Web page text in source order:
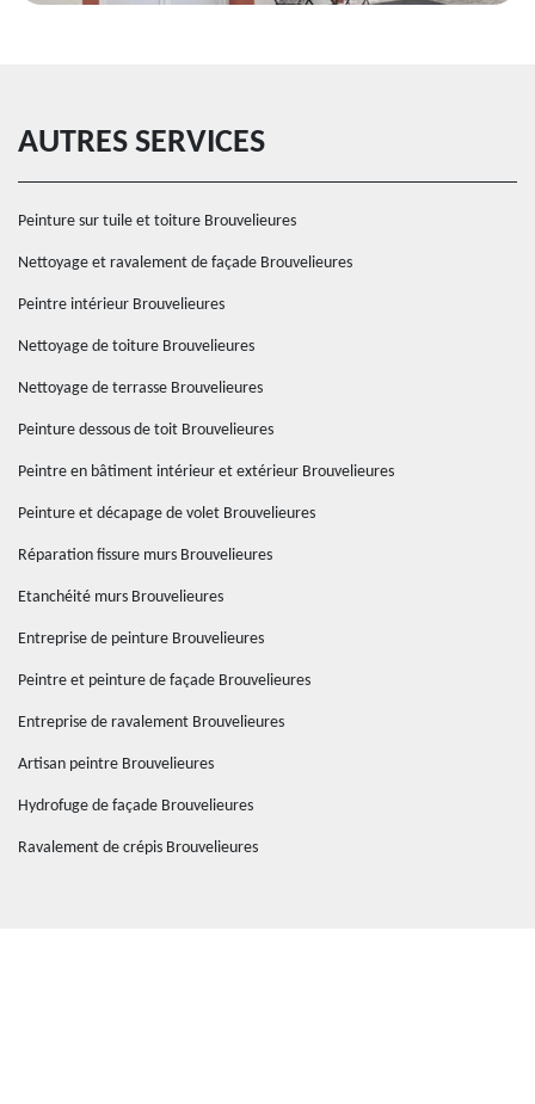
AUTRES SERVICES
Peinture sur tuile et toiture Brouvelieures
Nettoyage et ravalement de façade Brouvelieures
Peintre intérieur Brouvelieures
Nettoyage de toiture Brouvelieures
Nettoyage de terrasse Brouvelieures
Peinture dessous de toit Brouvelieures
Peintre en bâtiment intérieur et extérieur Brouvelieures
Peinture et décapage de volet Brouvelieures
Réparation fissure murs Brouvelieures
Etanchéité murs Brouvelieures
Entreprise de peinture Brouvelieures
Peintre et peinture de façade Brouvelieures
Entreprise de ravalement Brouvelieures
Artisan peintre Brouvelieures
Hydrofuge de façade Brouvelieures
Ravalement de crépis Brouvelieures